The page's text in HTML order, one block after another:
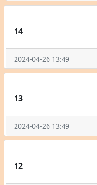
14
2024-04-26 13:49
13
2024-04-26 13:49
12